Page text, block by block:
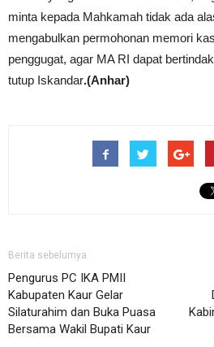
minta kepada Mahkamah tidak ada
mengabulkan permohonan memori
penggugat, agar MA RI dapat
tutup Iskandar.(Anhar)
Berita sebelumya
Pengurus PC IKA PMII
Kabupaten Kaur Gelar
Silaturahim dan Buka Puasa
Bersama Wakil Bupati Kaur